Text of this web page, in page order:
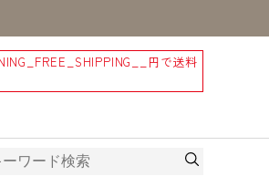
円で送料